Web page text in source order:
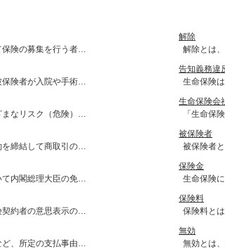
保険の募集を行う者…
解除
解除とは
保険者が入院や手術…
告知義務違
生命保険
まなリスク（危険）…
生命保険会
「生命保
を締結して商取引の…
被保険者
被保険者
て内閣総理大臣の免…
保険金
生命保険
契約者の意思表示の…
保険料
保険料と
ど、所定の支払事由…
無効
無効とは